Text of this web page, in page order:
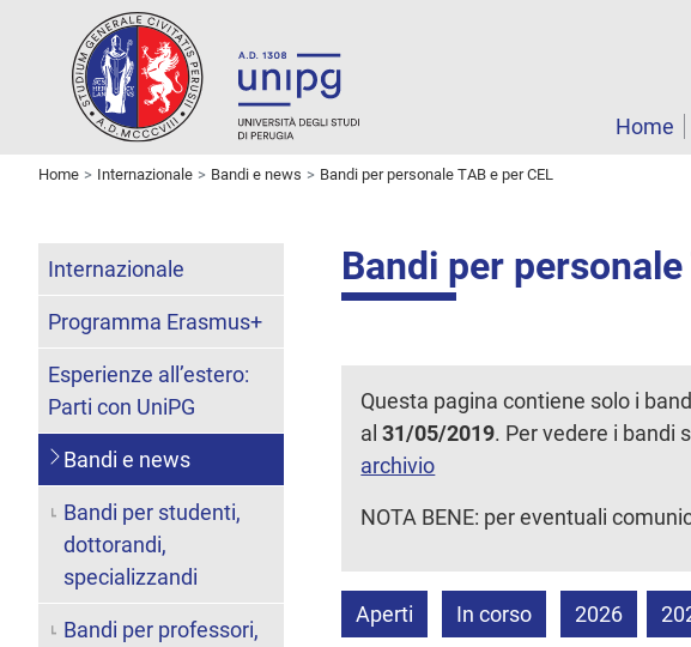
Home
Home Internazionale Bandi e news Bandi per personale TAB e per CEL
Bandi per personale
Questa pagina contiene solo i
al31/05/2019. Per vedere i bandi
archivio
NOTA BENE: per eventuali
Aperti In corso 2026
Internazionale
Programma Erasmus+
Esperienze all’estero:
Parti con UniPG
Bandi e news
Bandi per studenti,
dottorandi,
specializzandi
Bandi per professori,